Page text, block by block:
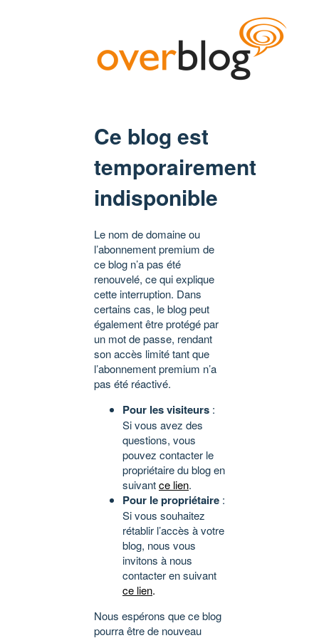
Ce blog est
temporairement
indisponible
Le nom de domaine ou
l’abonnement premium de
ce blog n’a pas été
renouvelé, ce qui explique
cette interruption. Dans
certains cas, le blog peut
également être protégé par
un mot de passe, rendant
son accès limité tant que
l’abonnement premium n’a
pas été réactivé.
Pour les visiteurs :
Si vous avez des
questions, vous
pouvez contacter le
propriétaire du blog en
suivantce lien.
Pour le propriétaire :
Si vous souhaitez
rétablir l’accès à votre
blog, nous vous
invitons à nous
contacter en suivant
ce lien.
Nous espérons que ce blog
pourra être de nouveau